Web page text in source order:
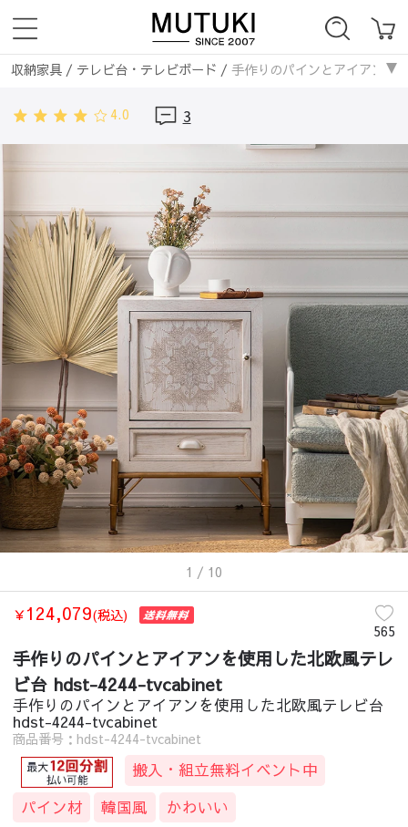
収納家具/ テレビ台・テレビボード / 手作りのパインとアイアン
4.0
3
1 / 10
￥124,079(税込)
565
手作りのパインとアイアンを使用した北欧風テレ
ビ台 hdst-4244-tvcabinet
手作りのパインとアイアンを使用した北欧風テレビ台
hdst-4244-tvcabinet
商品番号：hdst-4244-tvcabinet
搬入・組立無料イベント中
パイン材
韓国風 かわいい